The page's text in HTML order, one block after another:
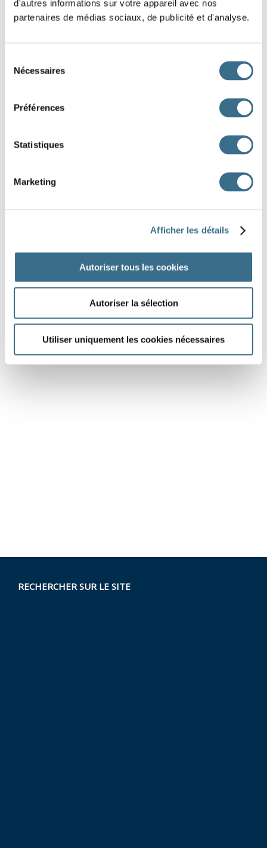
d'autres informations sur votre appareil avec nos
partenaires de médias sociaux, de publicité et d'analyse.
Nécessaires
Préférences
Statistiques
Marketing
Afficher les détails
Autoriser tous les cookies
Autoriser la sélection
Utiliser uniquement les cookies nécessaires
RECHERCHER SUR LE SITE